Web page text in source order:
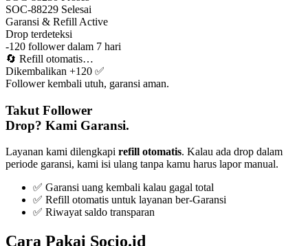
SOC-88229 Selesai
Garansi & Refill Active
Drop terdeteksi
-120 follower dalam 7 hari
🔄 Refill otomatis…
Dikembalikan +120 ✅
Follower kembali utuh, garansi aman.
Takut Follower
Drop? Kami Garansi.
Layanan kami dilengkapi refill otomatis. Kalau ada drop dalam
periode garansi, kami isi ulang tanpa kamu harus lapor manual.
✅ Garansi uang kembali kalau gagal total
✅ Refill otomatis untuk layanan ber-Garansi
✅ Riwayat saldo transparan
Cara Pakai Socio.id